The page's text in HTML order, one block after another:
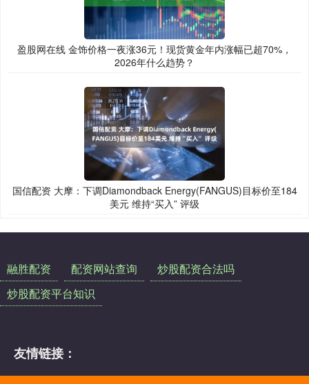
盈股网在线 金饰价格一夜涨36元！现货黄金年内涨幅已超70%，
2026年什么趋势？
国信配资 大摩：下调Diamondback Energy(FANGUS)目标价至184
美元 维持“买入” 评级
融胜配资 配资网站查询
炒股配资合法吗
炒股配资平台知识
友情链接：